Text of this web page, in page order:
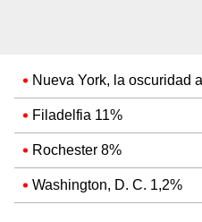
Nueva York, la oscuridad
Filadelfia 11%
Rochester 8%
Washington, D. C. 1,2%